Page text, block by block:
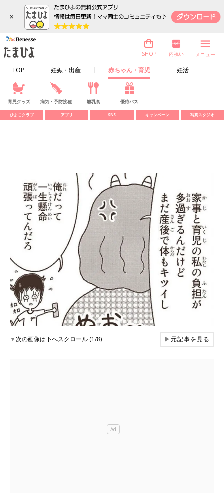
×
TOP 妊娠・出産 赤ちゃん・育児 妊活
SHOP 内祝い メニュー
育児グッズ 病気・予防接種 離乳食 優待パス
ひよこクラブ アプリ SNS キャンペーン 写真スタジオ
▼次の画像は下へスクロール (1/8) ▶元記事を見る